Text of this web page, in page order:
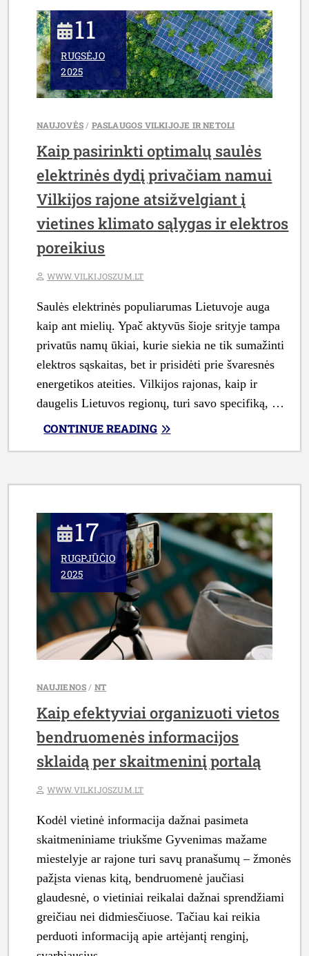
10
VIETŲ,
KURIAS
PRIVALOTE
APLANKYTI
ŠĮ
11
RUGSĖJO
2025
NAUJOVĖS / PASLAUGOS VILKIJOJE IR NETOLI
Kaip pasirinkti optimalų saulės
elektrinės dydį privačiam namui
Vilkijos rajone atsižvelgiant į
vietines klimato sąlygas ir elektros
poreikius
WWW.VILKIJOSZUM.LT
Saulės elektrinės populiarumas Lietuvoje auga
kaip ant mielių. Ypač aktyvūs šioje srityje tampa
privatūs namų ūkiai, kurie siekia ne tik sumažinti
elektros sąskaitas, bet ir prisidėti prie švaresnės
energetikos ateities. Vilkijos rajonas, kaip ir
daugelis Lietuvos regionų, turi savo specifiką, …
CONTINUE READING„KAIP
DYDĮ
PRIVAČIAM
NAMUI
VILKIJOS
RAJONE
ATSIŽVELGIANT
Į
VIETINES
KLIMATO
ELEKTROS
POREIKIUS”
17
RUGPJŪČIO
2025
NAUJIENOS / NT
Kaip efektyviai organizuoti vietos
bendruomenės informacijos
sklaidą per skaitmeninį portalą
WWW.VILKIJOSZUM.LT
Kodėl vietinė informacija dažnai pasimeta
skaitmeniniame triukšme Gyvenimas mažame
miestelyje ar rajone turi savų pranašumų – žmonės
pažįsta vienas kitą, bendruomenė jaučiasi
glaudesnė, o vietiniai reikalai dažnai sprendžiami
greičiau nei didmiesčiuose. Tačiau kai reikia
perduoti informaciją apie artėjantį renginį,